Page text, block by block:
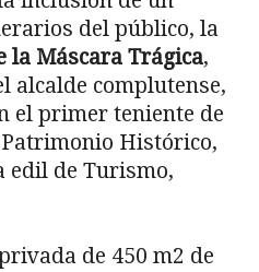
del público, la
la Máscara Trágica,
alcalde complutense,
el primer teniente de
Histórico,
edil de Turismo,
de 450 m2 de